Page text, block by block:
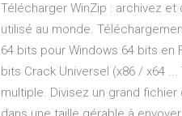
Télécharger WinZip : archivez
utilisé au monde.
64 bits pour Windows 64 bits en
bits Crack Universel (x86 / x64
multiple. Divisez un grand